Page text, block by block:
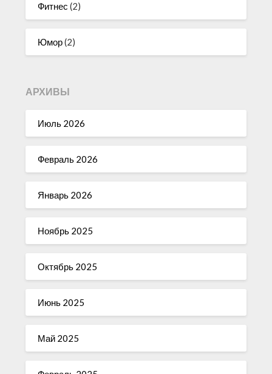
Фитнес (2)
Юмор(2)
АРХИВЫ
Июль 2026
Февраль 2026
Январь 2026
Ноябрь 2025
Октябрь 2025
Июнь 2025
Май 2025